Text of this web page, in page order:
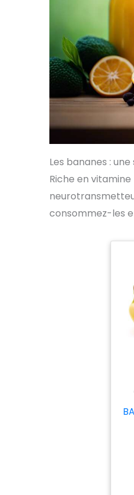
Les bananes :
Riche en
consommez-les